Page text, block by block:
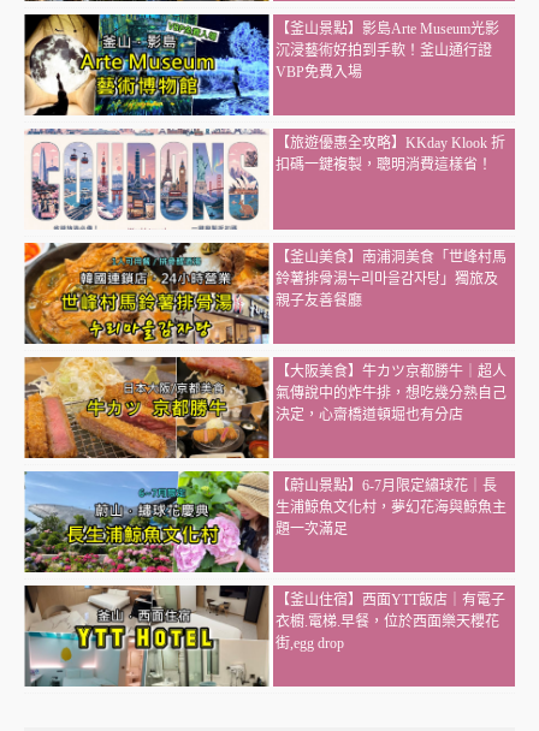
【釜山景點】影島Arte Museum光影
沉浸藝術好拍到手軟！釜山通行證
VBP免費入場
【旅遊優惠全攻略】KKday Klook 折
扣碼一鍵複製，聰明消費這樣省！
【釜山美食】南浦洞美食「世峰村馬
鈴薯排骨湯누리마을감자탕」獨旅及
親子友善餐廳
【大阪美食】牛カツ京都勝牛｜超人
氣傳說中的炸牛排，想吃幾分熟自己
決定，心齋橋道頓堀也有分店
【蔚山景點】6-7月限定繡球花｜長
生浦鯨魚文化村，夢幻花海與鯨魚主
題一次滿足
【釜山住宿】西面YTT飯店｜有電子
衣櫥.電梯.早餐，位於西面樂天櫻花
街,egg drop